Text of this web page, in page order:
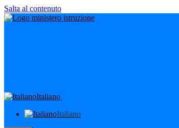
Salta al contenuto
Italiano
Italiano